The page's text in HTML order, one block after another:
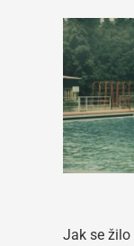
Jak se žilo